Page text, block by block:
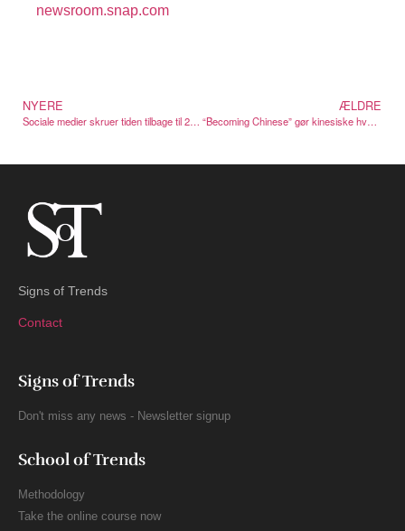
newsroom.snap.com
NYERE
Sociale medier skruer tiden tilbage til 2016
ÆLDRE
“Becoming Chinese” gør kinesiske hverdagsvaner til wellness på TikTok
Signs of Trends
Contact
Signs of Trends
Don't miss any news - Newsletter signup
School of Trends
Methodology
Take the online course now